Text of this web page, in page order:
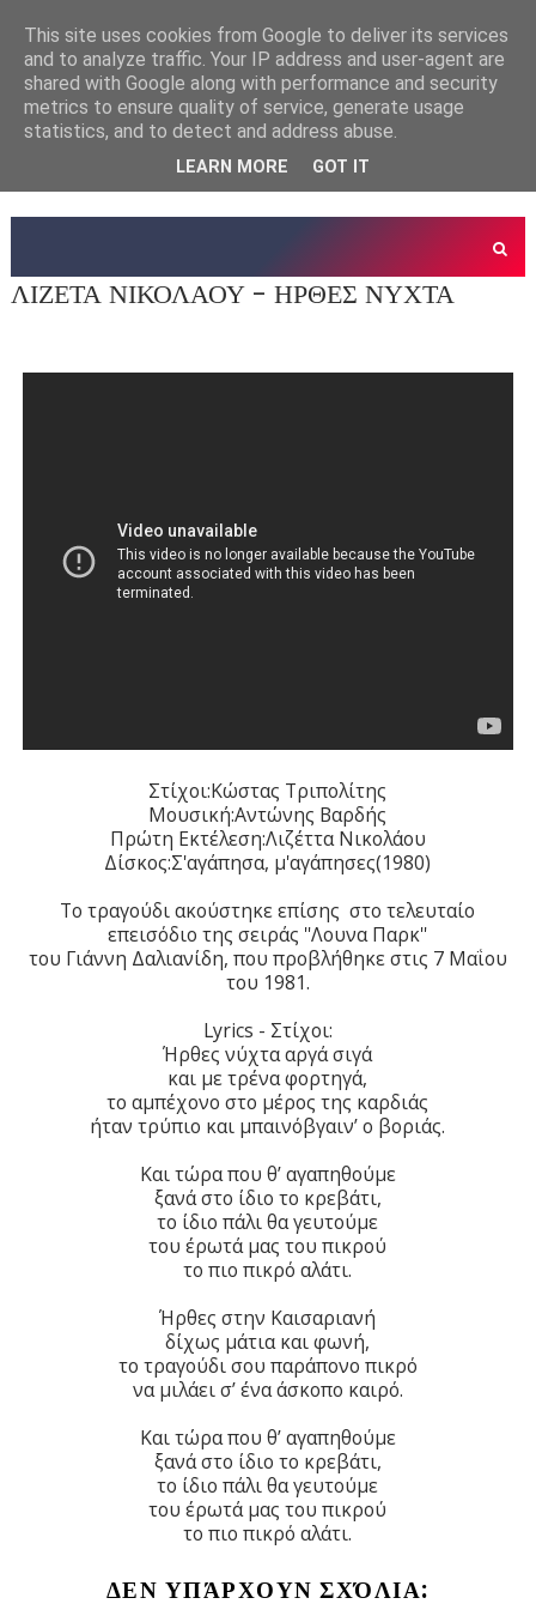
ΛΙΖΕΤΑ ΝΙΚΟΛΑΟΥ - ΗΡΘΕΣ ΝΥΧΤΑ
Στίχοι:Κώστας Τριπολίτης
Μουσική:Αντώνης Βαρδής
Πρώτη Εκτέλεση:Λιζέττα Νικολάου
Δίσκος:Σ'αγάπησα, μ'αγάπησες(1980)
Το τραγούδι ακούστηκε επίσης στο τελευταίο
επεισόδιο της σειράς ''Λουνα Παρκ''
του Γιάννη Δαλιανίδη, που προβλήθηκε στις 7 Μαΐου
του 1981.
Lyrics - Στίχοι:
Ήρθες νύχτα αργά σιγά
και με τρένα φορτηγά,
το αμπέχονο στο μέρος της καρδιάς
ήταν τρύπιο και μπαινόβγαιν’ ο βοριάς.
Και τώρα που θ’ αγαπηθούμε
ξανά στο ίδιο το κρεβάτι,
το ίδιο πάλι θα γευτούμε
του έρωτά μας του πικρού
το πιο πικρό αλάτι.
Ήρθες στην Καισαριανή
δίχως μάτια και φωνή,
το τραγούδι σου παράπονο πικρό
να μιλάει σ’ ένα άσκοπο καιρό.
Και τώρα που θ’ αγαπηθούμε
ξανά στο ίδιο το κρεβάτι,
το ίδιο πάλι θα γευτούμε
του έρωτά μας του πικρού
το πιο πικρό αλάτι.
ΔΕΝ ΥΠΆΡΧΟΥΝ ΣΧΌΛΙΑ:
This site uses cookies from Google to deliver its services
and to analyze traffic. Your IP address and user-agent are
shared with Google along with performance and security
metrics to ensure quality of service, generate usage
statistics, and to detect and address abuse.
LEARN MORE GOT IT